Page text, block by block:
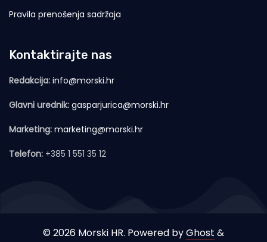
Pravila prenošenja sadržaja
Kontaktirajte nas
Redakcija: info@morski.hr
Glavni urednik: gasparjurica@morski.hr
Marketing: marketing@morski.hr
Telefon: +385 1 551 35 12
© 2026 Morski HR. Powered byGhost &